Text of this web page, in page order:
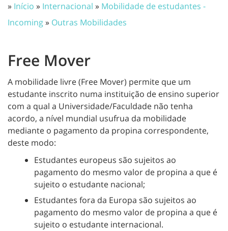
» Início » Internacional » Mobilidade de estudantes -
Incoming» Outras Mobilidades
Free Mover
A mobilidade livre (Free Mover) permite que um
estudante inscrito numa instituição de ensino superior
com a qual a Universidade/Faculdade não tenha
acordo, a nível mundial usufrua da mobilidade
mediante o pagamento da propina correspondente,
deste modo:
Estudantes europeus são sujeitos ao
pagamento do mesmo valor de propina a que é
sujeito o estudante nacional;
Estudantes fora da Europa são sujeitos ao
pagamento do mesmo valor de propina a que é
sujeito o estudante internacional.